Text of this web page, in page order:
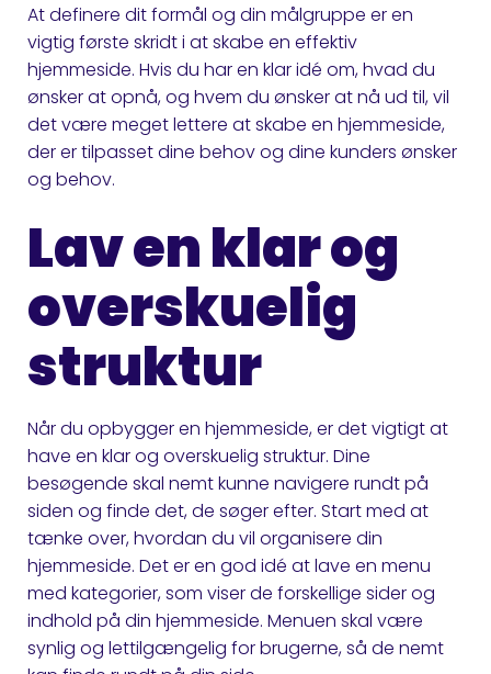
At definere dit formål og din målgruppe er en
vigtig første skridt i at skabe en effektiv
hjemmeside. Hvis du har en klar idé om, hvad du
ønsker at opnå, og hvem du ønsker at nå ud til, vil
det være meget lettere at skabe en hjemmeside,
der er tilpasset dine behov og dine kunders ønsker
og behov.
Lav en klar og
overskuelig
struktur
Når du opbygger en hjemmeside, er det vigtigt at
have en klar og overskuelig struktur. Dine
besøgende skal nemt kunne navigere rundt på
siden og finde det, de søger efter. Start med at
tænke over, hvordan du vil organisere din
hjemmeside. Det er en god idé at lave en menu
med kategorier, som viser de forskellige sider og
indhold på din hjemmeside. Menuen skal være
synlig og lettilgængelig for brugerne, så de nemt